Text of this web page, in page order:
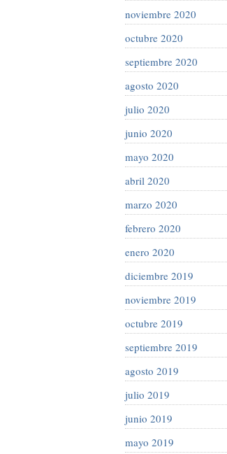
noviembre 2020
octubre 2020
septiembre 2020
agosto 2020
julio 2020
junio 2020
mayo 2020
abril 2020
marzo 2020
febrero 2020
enero 2020
diciembre 2019
noviembre 2019
octubre 2019
septiembre 2019
agosto 2019
julio 2019
junio 2019
mayo 2019